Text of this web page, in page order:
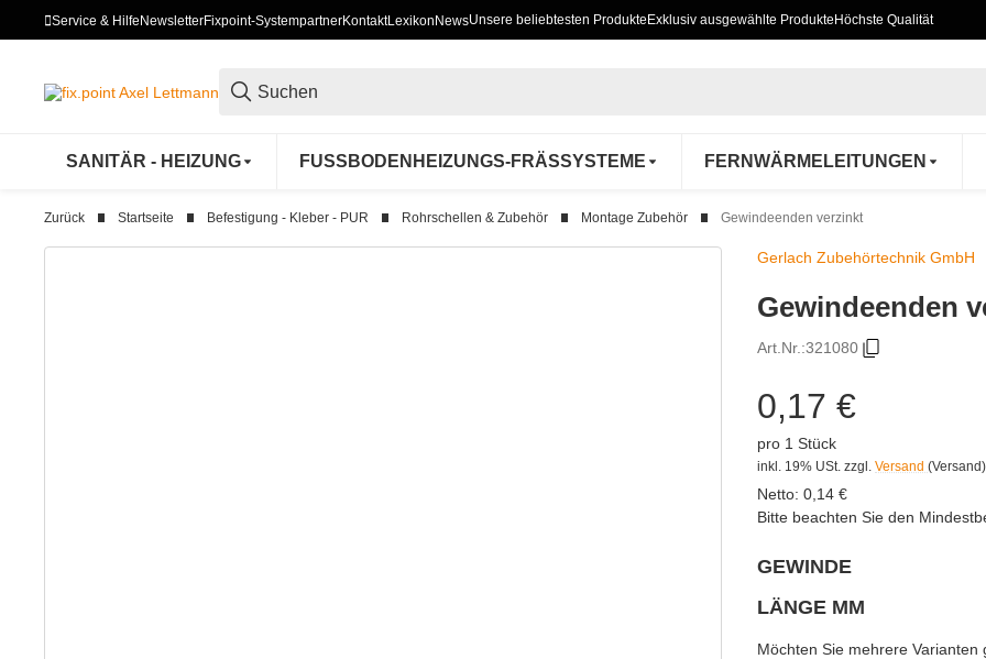
Service & HilfeNewsletterFixpoint-SystempartnerKontaktLexikonNewsUnsere beliebtesten Produkte Exklusiv ausgewählte Produkte Höchste Qualität
SANITÄR - HEIZUNG FUSSBODENHEIZUNGS-FRÄSSYSTEME FERNWÄRMELEITUNGEN
Zurück Startseite Befestigung - Kleber - PUR Rohrschellen & Zubehör Montage Zubehör Gewindeenden verzinkt
Gerlach Zubehörtechnik GmbH
Gewindeenden
Art.Nr.:321080
0,17 €
pro 1 Stück
inkl. 19% USt. zzgl. Versand (Versand)
Netto: 0,14 €
Bitte beachten Sie den
GEWINDE
LÄNGE MM
Möchten Sie mehrere Varianten